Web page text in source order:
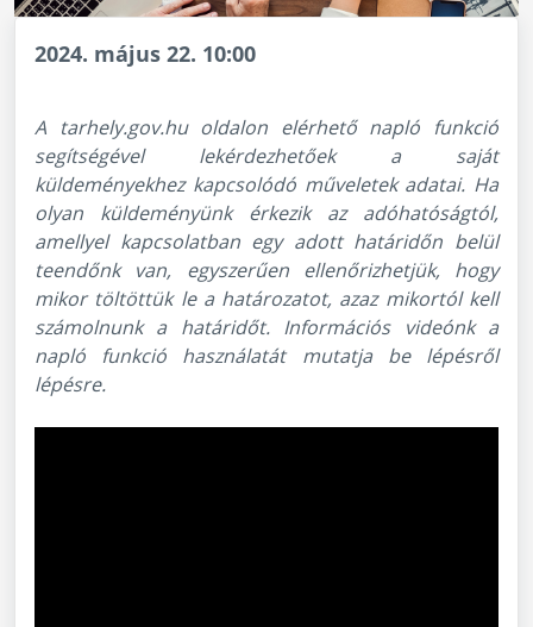
2024. május 22. 10:00
A tarhely.gov.hu oldalon elérhető napló funkció
segítségével lekérdezhetőek a saját
küldeményekhez kapcsolódó műveletek adatai. Ha
olyan küldeményünk érkezik az adóhatóságtól,
amellyel kapcsolatban egy adott határidőn belül
teendőnk van, egyszerűen ellenőrizhetjük, hogy
mikor töltöttük le a határozatot, azaz mikortól kell
számolnunk a határidőt. Információs videónk a
napló funkció használatát mutatja be lépésről
lépésre.